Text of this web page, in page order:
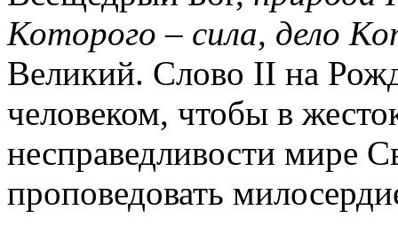
Которого – сила, дело
Великий. Слово II на
человеком, чтобы в
несправедливости мире
проповедовать